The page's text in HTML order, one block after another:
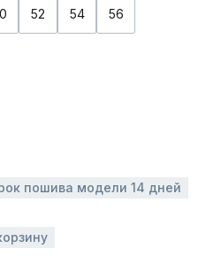
52 54 56
пошива модели 14 дней